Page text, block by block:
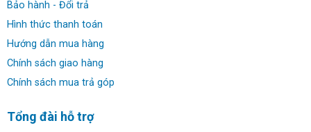
Bảo hành - Đổi trả
Hình thức thanh toán
Hướng dẫn mua hàng
Chính sách giao hàng
Chính sách mua trả góp
Tổng đài hỗ trợ